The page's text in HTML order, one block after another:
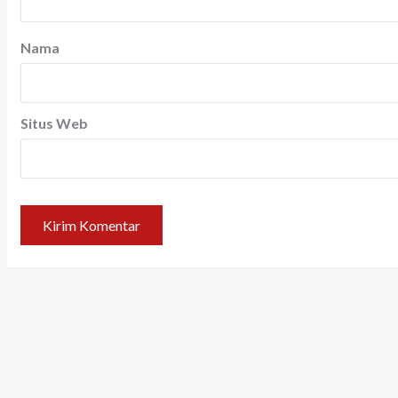
Nama
Situs Web